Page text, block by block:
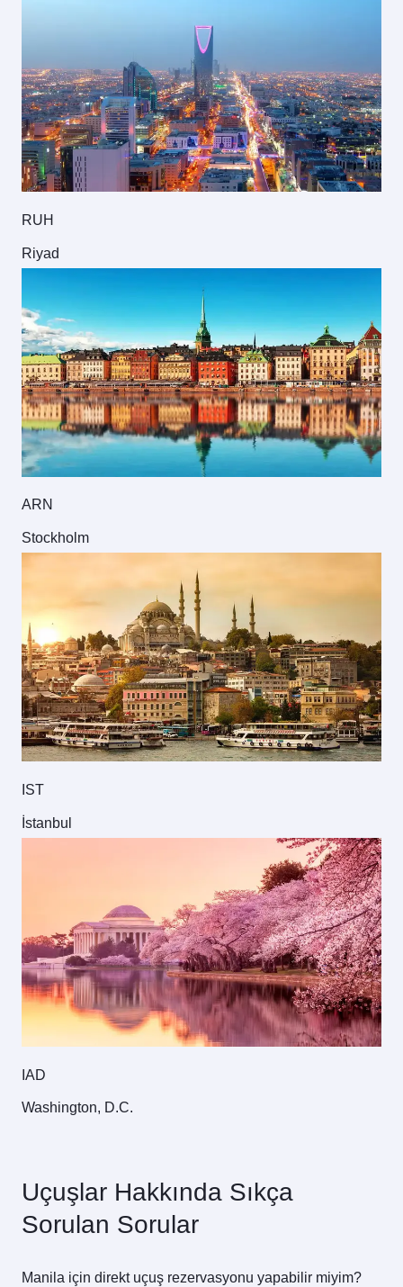
RUH
Riyad
ARN
Stockholm
IST
İstanbul
IAD
Washington, D.C.
Uçuşlar Hakkında Sıkça
Sorulan Sorular
Manila için direkt uçuş rezervasyonu yapabilir miyim?